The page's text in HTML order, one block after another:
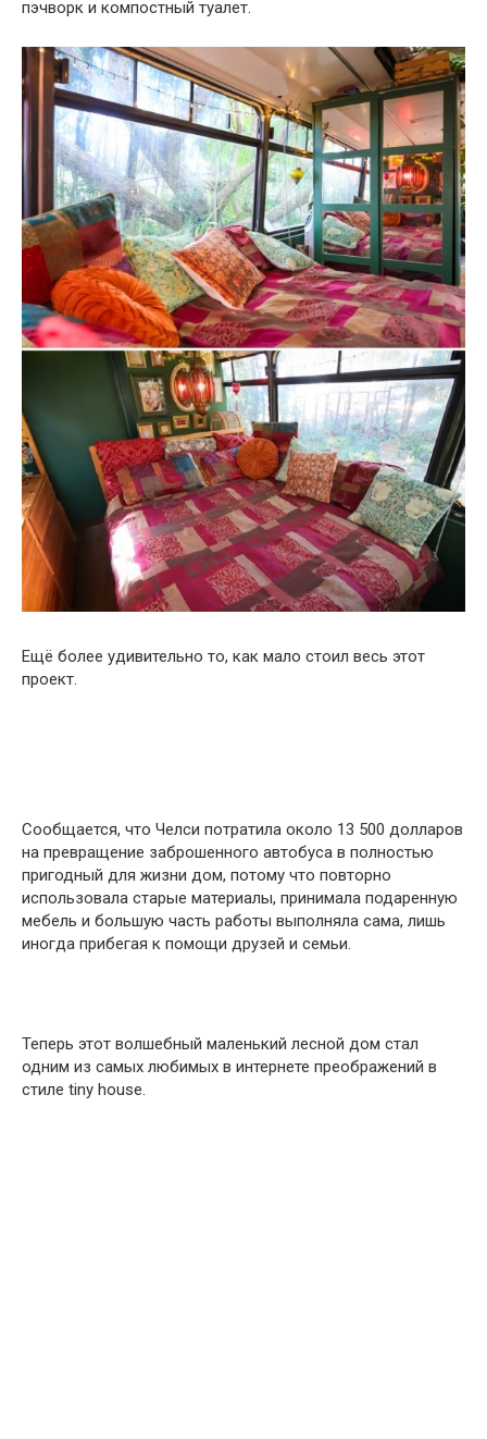
пэчворк и компостный туалет.
Ещё более удивительно то, как мало стоил весь этот
проект.
Сообщается, что Челси потратила около 13 500 долларов
на превращение заброшенного автобуса в полностью
пригодный для жизни дом, потому что повторно
использовала старые материалы, принимала подаренную
мебель и большую часть работы выполняла сама, лишь
иногда прибегая к помощи друзей и семьи.
Теперь этот волшебный маленький лесной дом стал
одним из самых любимых в интернете преображений в
стиле tiny house.